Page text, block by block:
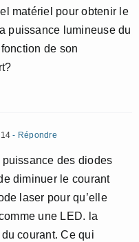
matériel pour obtenir le
puissance lumineuse du
de son
- Répondre
des diodes
diminuer le courant
laser pour qu’elle
une LED. la
courant. Ce qui